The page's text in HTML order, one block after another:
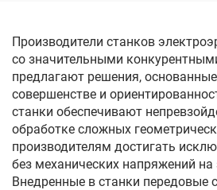
Производители станков
со значительными
предлагают решения,
совершенстве и
станки обеспечивают
обработке сложных
производителям достигать
без механических напряжений на
Внедренные в станки передовые